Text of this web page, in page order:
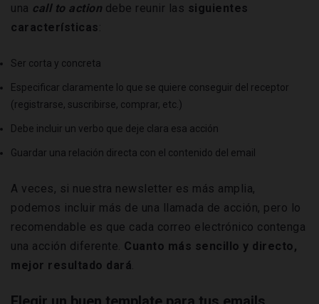
una call to action debe reunir las siguientes
características:
Ser corta y concreta
Especificar claramente lo que se quiere conseguir del receptor
(registrarse, suscribirse, comprar, etc.)
Debe incluir un verbo que deje clara esa acción
Guardar una relación directa con el contenido del email
A veces, si nuestra newsletter es más amplia,
podemos incluir más de una llamada de acción, pero lo
recomendable es que cada correo electrónico contenga
una acción diferente. Cuanto más sencillo y directo,
mejor resultado dará